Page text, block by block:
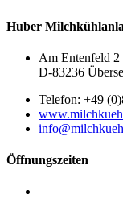
Huber
Am Entenfeld 2
D-83236
Telefon: +49
Öffnungszeiten